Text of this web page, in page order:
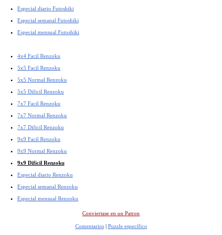
Especial diario Futoshiki
Especial semanal Futoshiki
Especial mensual Futoshiki
4x4 Facil Renzoku
5x5 Facil Renzoku
5x5 Normal Renzoku
5x5 Dificil Renzoku
7x7 Facil Renzoku
7x7 Normal Renzoku
7x7 Dificil Renzoku
9x9 Facil Renzoku
9x9 Normal Renzoku
9x9 Dificil Renzoku
Especial diario Renzoku
Especial semanal Renzoku
Especial mensual Renzoku
Conviertase en un Patron
Comentarios| Puzzle específico